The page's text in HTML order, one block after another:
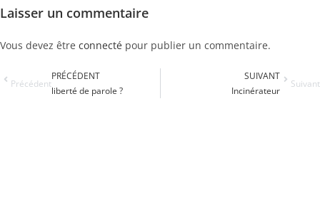
Laisser un commentaire
Vous devez être connecté pour publier un commentaire.
Précédent
PRÉCÉDENT
liberté de parole ?
SUIVANT
Incinérateur
Suivant